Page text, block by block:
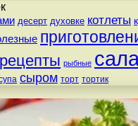
десерт духовке котлеты
рецепты рыбные
сыром торт тортик